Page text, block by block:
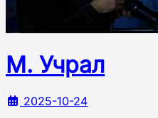
М. Учрал
2025-10-24